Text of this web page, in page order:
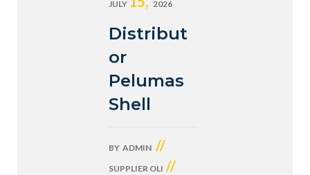
JULY 2026
Distribut
or
Pelumas
Shell
BY ADMIN //
SUPPLIER OLI //